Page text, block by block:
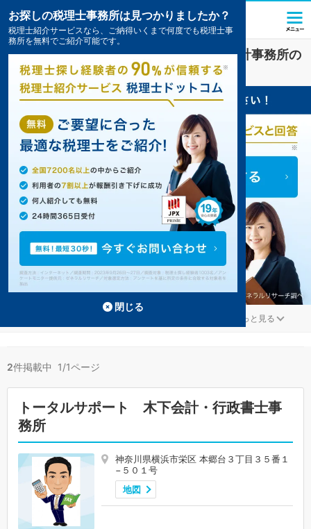
金融業界に強い横浜市栄区の税理士・会計事務所の
一覧2件掲載中
もっと見る
2件掲載中 1/1ページ
トータルサポート 木下会計・行政書士事
務所
神奈川県横浜市栄区 本郷台３丁目３５番１
−５０１号
地図
お探しの税理士事務所は見つかりましたか？
税理士紹介サービスなら、ご納得いくまで何度でも税理士事
務所を無料でご紹介可能です。
閉じる